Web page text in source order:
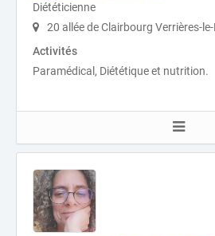
Diététicienne
20 allée de Clairbourg Verrières-
Activités
Paramédical, Diététique et nutrition.